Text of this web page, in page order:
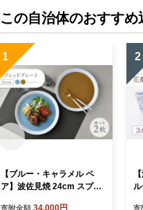
この自治体のおすすめ
1
【ブルー・キャラメル ペ
ア】波佐見焼 24cm スプレ
寄附金額 34,000円
2
寄